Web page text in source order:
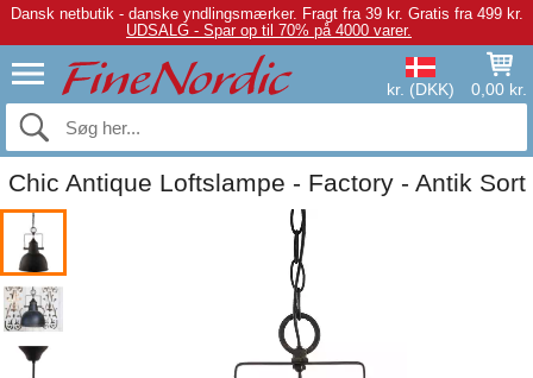
Dansk netbutik - danske yndlingsmærker. Fragt fra 39 kr. Gratis fra 499 kr.
UDSALG - Spar op til 70% på 4000 varer.
kr. (DKK) 0,00 kr.
Chic Antique Loftslampe - Factory - Antik Sort